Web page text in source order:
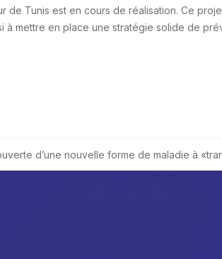
de Tunis est en cours de réalisation. Ce
à mettre en place une stratégie solide de
d’une nouvelle forme de maladie à